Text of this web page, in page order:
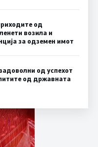
од
возила и
за одземен имот
од успехот
од државната